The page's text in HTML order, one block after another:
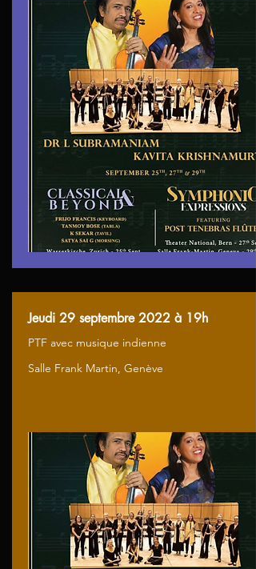
Jeudi 29 septembre 2022 à 19h
PTF avec musique indienne
Salle Frank Martin, Genève